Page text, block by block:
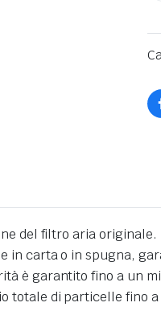
del filtro aria
carta o in spugna,
è garantito fino a un
totale di particelle fino